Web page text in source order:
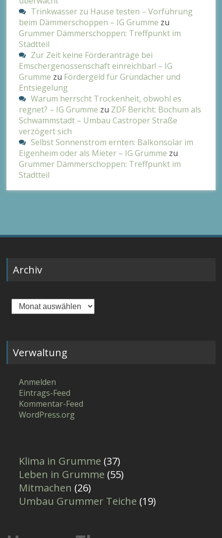
Trinkwasser zu Hause testen – Vorführung
beim Dämmerschoppen – IG Grumme zu
Grummer Dämmerschoppen: Treffpunkt im
Stadtteil
Zur Zeit keine Förderanträge bei
Emschergenossenschaft einreichbar! – IG
Grumme zu Fördergeld für Gründächer und
Entsiegelung
Warum herrscht Trockenheit, obwohl es
regnet? – IG Grumme zu ZDF Bericht: Bochum als
Schwammstadt – Umbau Castroper Straße
verzögert sich
Selbst Sonnenstrom ernten: Balkonsolar im
Eigenheim oder als Mieter – IG Grumme zu
Grummer Dämmerschoppen: Treffpunkt im
Stadtteil
Archiv
Archiv
Verwaltung
Anmelden
Eintrags-Feed
Kommentar-Feed
WordPress.org
Klima in Grumme (37)
Leben in Grumme (55)
Mitmachen (26)
Umbau Grummer Teiche (19)